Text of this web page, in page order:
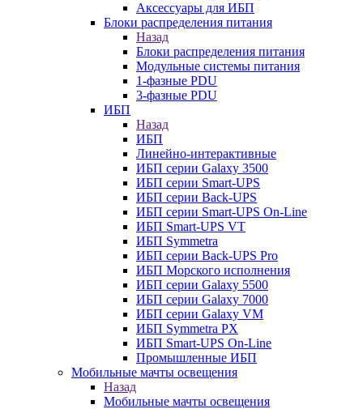
Аксессуары для ИБП
Блоки распределения питания
Назад
Блоки распределения питания
Модульные системы питания
1-фазные PDU
3-фазные PDU
ИБП
Назад
ИБП
Линейно-интерактивные
ИБП серии Galaxy 3500
ИБП серии Smart-UPS
ИБП серии Back-UPS
ИБП серии Smart-UPS On-Line
ИБП Smart-UPS VT
ИБП Symmetra
ИБП серии Back-UPS Pro
ИБП Морского исполнения
ИБП серии Galaxy 5500
ИБП серии Galaxy 7000
ИБП серии Galaxy VM
ИБП Symmetra PX
ИБП Smart-UPS On-Line
Промышленные ИБП
Мобильные мачты освещения
Назад
Мобильные мачты освещения